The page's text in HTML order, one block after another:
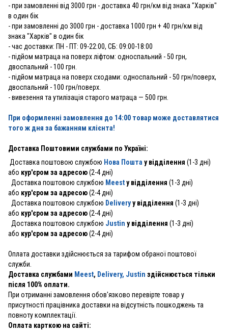
- при замовленні від 3000 грн - доставка 40 грн/км від знака "Харків"
в один бік
- при замовленні до 3000 грн - доставка 1000 грн + 40 грн/км від
знака "Харків" в один бік
- час доставки: ПН - ПТ: 09-22:00, СБ: 09:00-18:00
- підйом матраца на поверх ліфтом: односпальний - 50 грн,
двоспальний - 100 грн.
- підйом матраца на поверх сходами: односпальний - 50 грн/поверх,
двоспальний - 100 грн/поверх.
- вивезення та утилізація старого матраца — 500 грн.
При оформленні замовлення до 14:00 товар може доставлятися
того ж дня за бажанням клієнта!
Доставка Поштовими службами по Україні:
Доставка поштовою службою Нова Пошта у відділення (1-3 дні)
або кур'єром за адресою(2-4 дні)
Доставка поштовою службою Meestу відділення (1-3 дні)
або кур'єром за адресою(2-4 дні)
Доставка поштовою службою Deliveryу відділення (1-3 дні)
або кур'єром за адресою(2-4 дні)
Доставка поштовою службою Justin у відділення (1-3 дні)
або кур'єром за адресою(2-4 дні)
Оплата доставки здійснюється за тарифом обраної поштової
служби.
Доставка службами Meest, Delivery, Justin здійснюється тільки
після 100% оплати.
При отриманні замовлення обов'язково перевірте товар у
присутності працівника доставки на відсутність пошкоджень та
повноту комплектації.
Оплата карткою на сайті: